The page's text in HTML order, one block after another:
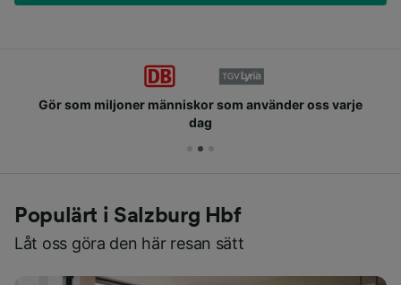
Gör som miljoner människor som använder oss varje
dag
Populärt i Salzburg Hbf
Låt oss göra den här resan sätt